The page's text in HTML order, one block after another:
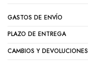
GASTOS DE ENVÍO
PLAZO DE ENTREGA
CAMBIOS Y DEVOLUCIONES